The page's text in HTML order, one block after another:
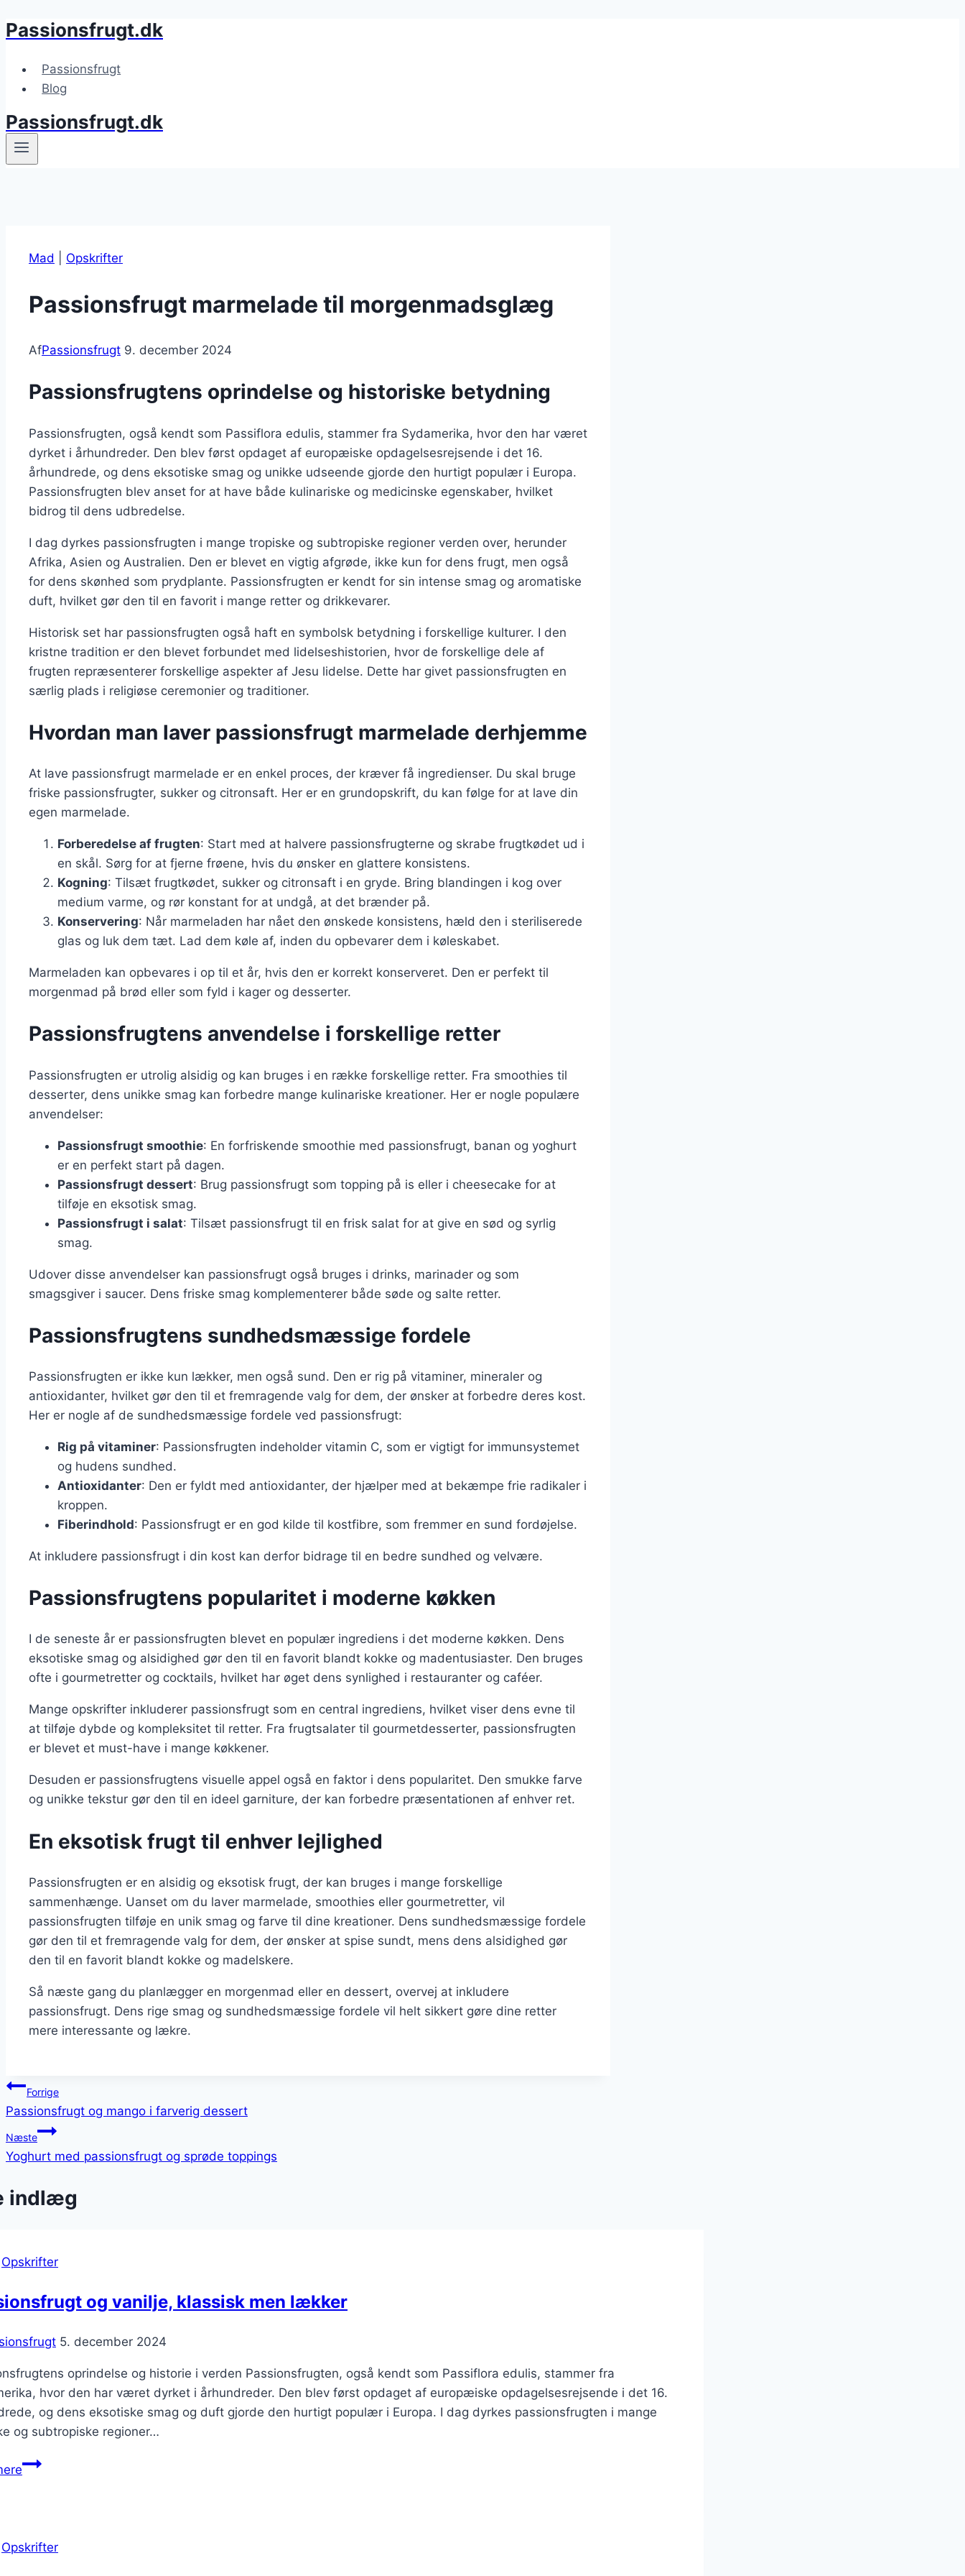
Fortsæt
indhold
Passionsfrugt.dk
Passionsfrugt
Blog
Passionsfrugt.dk
Mad Opskrifter
Passionsfrugt marmelade til morgenmadsglæg
AfPassionsfrugt 9. december 2024
Passionsfrugtens oprindelse og historiske betydning
Passionsfrugten, også kendt som Passiflora edulis, stammer fra Sydamerika, hvor den har været
dyrket i århundreder. Den blev først opdaget af europæiske opdagelsesrejsende i det 16.
århundrede, og dens eksotiske smag og unikke udseende gjorde den hurtigt populær i Europa.
Passionsfrugten blev anset for at have både kulinariske og medicinske egenskaber, hvilket
bidrog til dens udbredelse.
I dag dyrkes passionsfrugten i mange tropiske og subtropiske regioner verden over, herunder
Afrika, Asien og Australien. Den er blevet en vigtig afgrøde, ikke kun for dens frugt, men også
for dens skønhed som prydplante. Passionsfrugten er kendt for sin intense smag og aromatiske
duft, hvilket gør den til en favorit i mange retter og drikkevarer.
Historisk set har passionsfrugten også haft en symbolsk betydning i forskellige kulturer. I den
kristne tradition er den blevet forbundet med lidelseshistorien, hvor de forskellige dele af
frugten repræsenterer forskellige aspekter af Jesu lidelse. Dette har givet passionsfrugten en
særlig plads i religiøse ceremonier og traditioner.
Hvordan man laver passionsfrugt marmelade derhjemme
At lave passionsfrugt marmelade er en enkel proces, der kræver få ingredienser. Du skal bruge
friske passionsfrugter, sukker og citronsaft. Her er en grundopskrift, du kan følge for at lave din
egen marmelade.
Forberedelse af frugten: Start med at halvere passionsfrugterne og skrabe frugtkødet ud i
en skål. Sørg for at fjerne frøene, hvis du ønsker en glattere konsistens.
Kogning: Tilsæt frugtkødet, sukker og citronsaft i en gryde. Bring blandingen i kog over
medium varme, og rør konstant for at undgå, at det brænder på.
Konservering: Når marmeladen har nået den ønskede konsistens, hæld den i steriliserede
glas og luk dem tæt. Lad dem køle af, inden du opbevarer dem i køleskabet.
Marmeladen kan opbevares i op til et år, hvis den er korrekt konserveret. Den er perfekt til
morgenmad på brød eller som fyld i kager og desserter.
Passionsfrugtens anvendelse i forskellige retter
Passionsfrugten er utrolig alsidig og kan bruges i en række forskellige retter. Fra smoothies til
desserter, dens unikke smag kan forbedre mange kulinariske kreationer. Her er nogle populære
anvendelser:
Passionsfrugt smoothie: En forfriskende smoothie med passionsfrugt, banan og yoghurt
er en perfekt start på dagen.
Passionsfrugt dessert: Brug passionsfrugt som topping på is eller i cheesecake for at
tilføje en eksotisk smag.
Passionsfrugt i salat: Tilsæt passionsfrugt til en frisk salat for at give en sød og syrlig
smag.
Udover disse anvendelser kan passionsfrugt også bruges i drinks, marinader og som
smagsgiver i saucer. Dens friske smag komplementerer både søde og salte retter.
Passionsfrugtens sundhedsmæssige fordele
Passionsfrugten er ikke kun lækker, men også sund. Den er rig på vitaminer, mineraler og
antioxidanter, hvilket gør den til et fremragende valg for dem, der ønsker at forbedre deres kost.
Her er nogle af de sundhedsmæssige fordele ved passionsfrugt:
Rig på vitaminer: Passionsfrugten indeholder vitamin C, som er vigtigt for immunsystemet
og hudens sundhed.
Antioxidanter: Den er fyldt med antioxidanter, der hjælper med at bekæmpe frie radikaler i
kroppen.
Fiberindhold: Passionsfrugt er en god kilde til kostfibre, som fremmer en sund fordøjelse.
At inkludere passionsfrugt i din kost kan derfor bidrage til en bedre sundhed og velvære.
Passionsfrugtens popularitet i moderne køkken
I de seneste år er passionsfrugten blevet en populær ingrediens i det moderne køkken. Dens
eksotiske smag og alsidighed gør den til en favorit blandt kokke og madentusiaster. Den bruges
ofte i gourmetretter og cocktails, hvilket har øget dens synlighed i restauranter og caféer.
Mange opskrifter inkluderer passionsfrugt som en central ingrediens, hvilket viser dens evne til
at tilføje dybde og kompleksitet til retter. Fra frugtsalater til gourmetdesserter, passionsfrugten
er blevet et must-have i mange køkkener.
Desuden er passionsfrugtens visuelle appel også en faktor i dens popularitet. Den smukke farve
og unikke tekstur gør den til en ideel garniture, der kan forbedre præsentationen af enhver ret.
En eksotisk frugt til enhver lejlighed
Passionsfrugten er en alsidig og eksotisk frugt, der kan bruges i mange forskellige
sammenhænge. Uanset om du laver marmelade, smoothies eller gourmetretter, vil
passionsfrugten tilføje en unik smag og farve til dine kreationer. Dens sundhedsmæssige fordele
gør den til et fremragende valg for dem, der ønsker at spise sundt, mens dens alsidighed gør
den til en favorit blandt kokke og madelskere.
Så næste gang du planlægger en morgenmad eller en dessert, overvej at inkludere
passionsfrugt. Dens rige smag og sundhedsmæssige fordele vil helt sikkert gøre dine retter
mere interessante og lækre.
Indlægsnavigation
Forrige
Passionsfrugt og mango i farverig dessert
Næste
Yoghurt med passionsfrugt og sprøde toppings
indlæg
Opskrifter
og vanilje, klassisk men lækker
5. december 2024
oprindelse og historie i verden Passionsfrugten, også kendt som Passiflora edulis, stammer fra
hvor den har været dyrket i århundreder. Den blev først opdaget af europæiske opdagelsesrejsende i det 16.
og dens eksotiske smag og duft gjorde den hurtigt populær i Europa. I dag dyrkes passionsfrugten i mange
og subtropiske regioner…
Passionsfrugt
men
Opskrifter